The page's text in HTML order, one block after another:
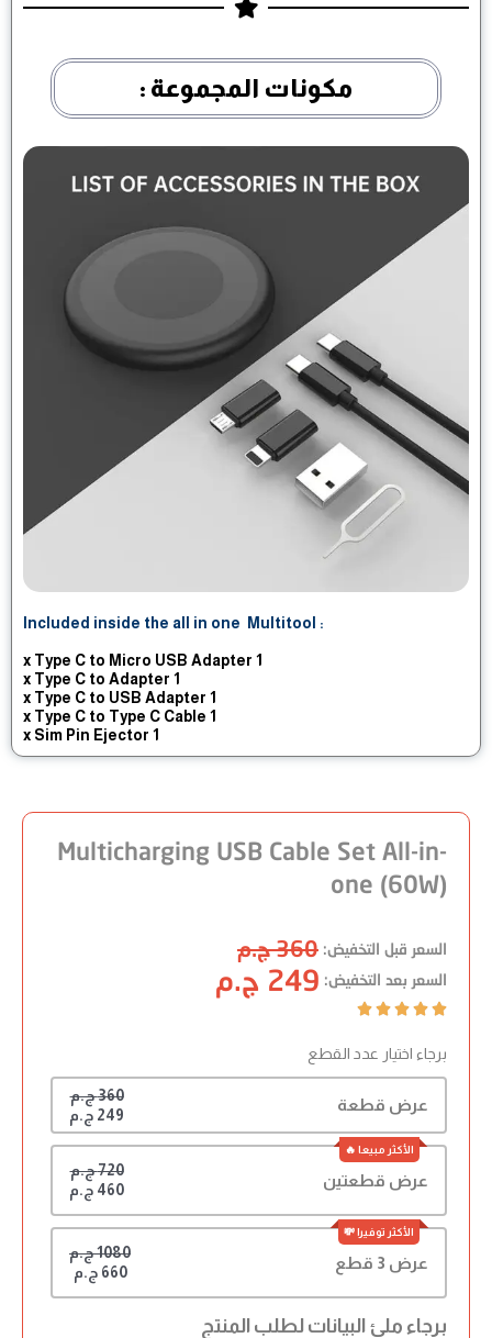
مكونات المجموعة :
: Included inside the all in one Multitool
1 x Type C to Micro USB Adapter
1 x Type C to Adapter
1 x Type C to USB Adapter
1 x Type C to Type C Cable
1 x Sim Pin E
jector
Multicharging USB Cable Set All-in-
one (60W)
السعر قبل التخفيض: 360 ج.م
السعر بعد التخفيض: 249 ج.م





برجاء اختيار عدد القطع
عرض قطعة
360 ج.م
249 ج.م
عرض قطعتين
720 ج.م
460 ج.م
عرض 3 قطع
1080 ج.م
660 ج.م
برجاء ملئ البيانات لطلب المنتج